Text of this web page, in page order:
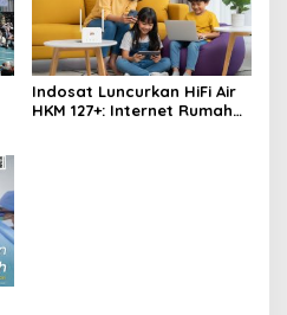
Indosat Luncurkan HiFi Air
HKM 127+: Internet Rumah